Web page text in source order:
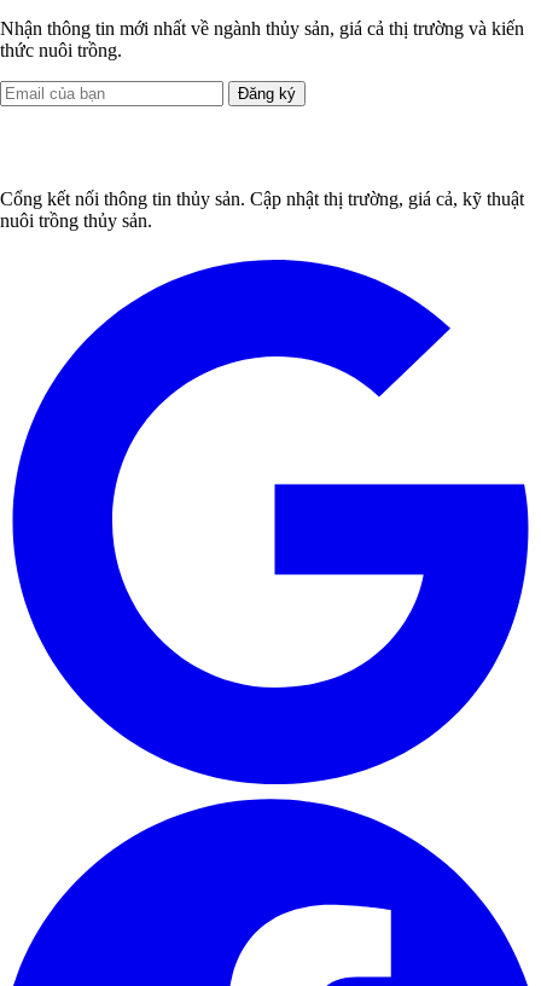
Nhận thông tin mới nhất về ngành thủy sản, giá cả thị trường và kiến
thức nuôi trồng.
Đăng ký
Cổng kết nối thông tin thủy sản. Cập nhật thị trường, giá cả, kỹ thuật
nuôi trồng thủy sản.